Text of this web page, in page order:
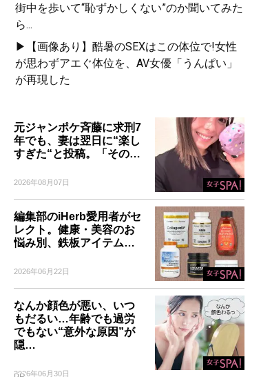
街中を歩いて“恥ずかしくない”のか聞いてみた
ら...
▶【画像あり】酷暑のSEXはこの体位で!女性
が思わずアエぐ体位を、AV女優「うんぱい」
が再現した
元ジャンポケ斉藤に求刑7
年でも、妻は翌日に“楽し
すぎた“と投稿。「その…
2026年08月07日
編集部のiHerb愛用者がセ
レクト。健康・美容のお
悩み別、鉄板アイテム…
2026年06月22日
なんか顔色が悪い、いつ
もだるい…年齢でも過労
でもない“意外な原因”が
隠…
2026年06月30日